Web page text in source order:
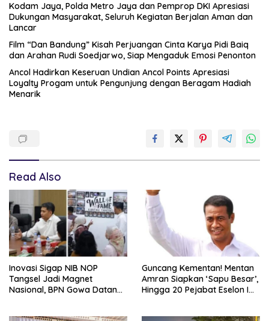
Kodam Jaya, Polda Metro Jaya dan Pemprop DKI Apresiasi
Dukungan Masyarakat, Seluruh Kegiatan Berjalan Aman dan
Lancar
Film “Dan Bandung” Kisah Perjuangan Cinta Karya Pidi Baiq
dan Arahan Rudi Soedjarwo, Siap Mengaduk Emosi Penonton
Ancol Hadirkan Keseruan Undian Ancol Points Apresiasi
Loyalty Progam untuk Pengunjung dengan Beragam Hadiah
Menarik
Read Also
Inovasi Sigap NIB NOP
Tangsel Jadi Magnet
Nasional, BPN Gowa Datang
Guncang Kementan! Mentan
Amran Siapkan ‘Sapu Besar’,
Hingga 20 Pejabat Eselon I